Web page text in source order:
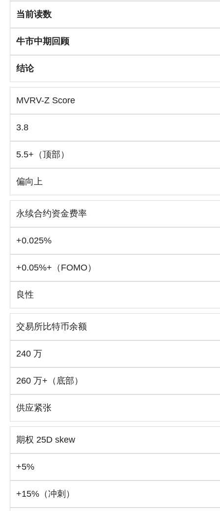
当前读数
牛市中期回顾
结论
MVRV-Z Score
3.8
5.5+（顶部）
偏向上
永续合约资金费率
+0.025%
+0.05%+（FOMO）
良性
交易所比特币余额
240 万
260 万+（底部）
供应紧张
期权 25D skew
+5%
+15%（冲刺）